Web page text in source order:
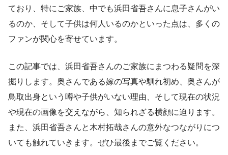
ており、特にご家族、中でも浜田省吾さんに息子さんがい
るのか、そして子供は何人いるのかといった点は、多くの
ファンが関心を寄せています。
この記事では、浜田省吾さんのご家族にまつわる疑問を深
掘りします。奥さんである嫁の写真や馴れ初め、奥さんが
鳥取出身という噂や子供がいない理由、そして現在の状況
や現在の画像を交えながら、知られざる横顔に迫ります。
また、浜田省吾さんと木村拓哉さんの意外なつながりにつ
いても触れていきます。ぜひ最後までご覧ください。